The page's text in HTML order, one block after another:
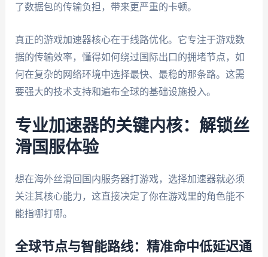
了数据包的传输负担，带来更严重的卡顿。
真正的游戏加速器核心在于线路优化。它专注于游戏数
据的传输效率，懂得如何绕过国际出口的拥堵节点，如
何在复杂的网络环境中选择最快、最稳的那条路。这需
要强大的技术支持和遍布全球的基础设施投入。
专业加速器的关键内核：解锁丝
滑国服体验
想在海外丝滑回国内服务器打游戏，选择加速器就必须
关注其核心能力，这直接决定了你在游戏里的角色能不
能指哪打哪。
全球节点与智能路线：精准命中低延迟通